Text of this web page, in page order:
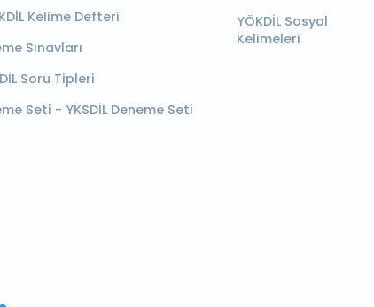
Kelime Defteri
Sınavları
Soru Tipleri
Seti - YKSDİL Deneme Seti
YÖKDİL Sosyal
Kelimeleri